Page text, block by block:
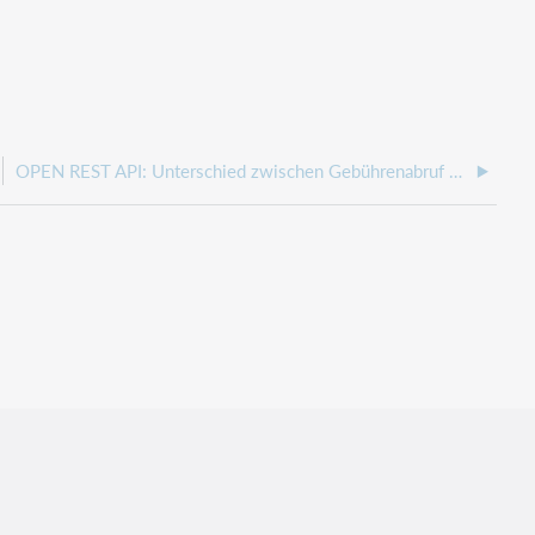
OPEN REST API: Unterschied zwischen Gebührenabruf über REST API und Leserkonto in BIBLIOTHECAnext